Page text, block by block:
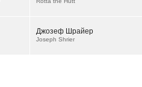
Джозеф Шрайер
Joseph Shrier